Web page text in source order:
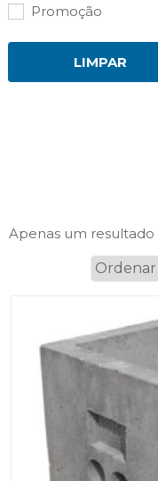
Promoção
LIMPAR
Apenas um resultado